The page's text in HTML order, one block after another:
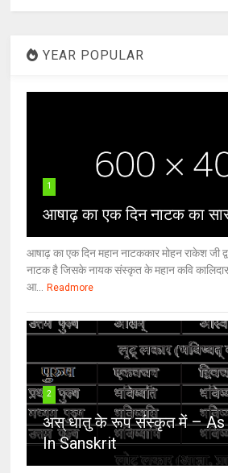
YEAR POPULAR
1
आषाढ़ का एक दिन नाटक का
आषाढ़ का एक दिन महान नाटककार मोहन राकेश जी
नाटक है जिसके नायक संस्कृत के महान कवि
आ...
Readmore
2
अस् धातु के रूप संस्कृत में – As
In Sanskrit